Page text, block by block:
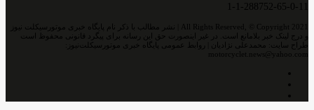
1-1-288752-65-0-11
All Rights Reserved, © Copyright 2021 | نشر مطالب با ذکر نام پایگاه خبری موتورسیکلت نیوز
و درج لینک خبر بلامانع است. در غیر اینصورت حق این رسانه برای پیگرد قانونی محفوظ است
طراح سایت: محمدعلی نژادیان | روابط عمومی پایگاه خبری موتورسیکلت‌نیوز:
motorcyclet.news@yahoo.com